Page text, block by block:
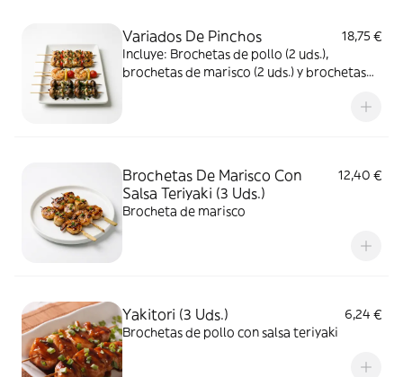
Variados De Pinchos
18,75 €
Incluye: Brochetas de pollo (2 uds.),
brochetas de marisco (2 uds.) y brochetas
Brochetas De Marisco Con
Salsa Teriyaki (3 Uds.)
12,40 €
Brocheta de marisco
Yakitori (3 Uds.)
6,24 €
Brochetas de pollo con salsa teriyaki